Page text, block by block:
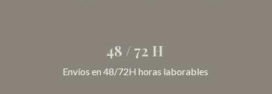
48 / 72 H
Envíos en 48/72H horas laborables